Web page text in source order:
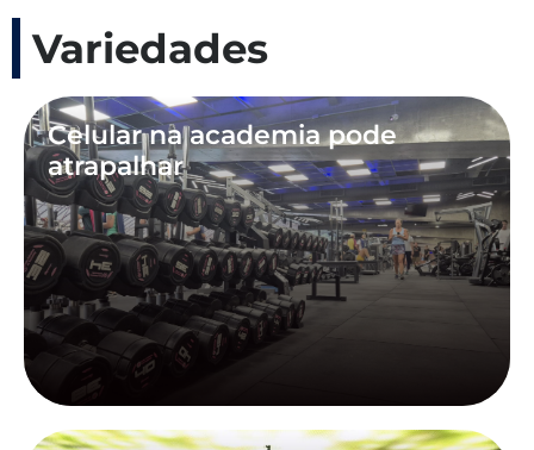
Variedades
Celular na academia pode
atrapalhar